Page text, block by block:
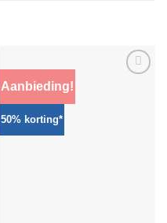
Aanbieding!
50% korting*